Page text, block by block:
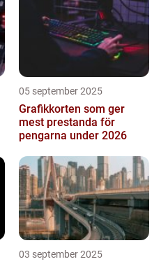
05 september 2025
Grafikkorten som ger
mest prestanda för
pengarna under 2026
03 september 2025